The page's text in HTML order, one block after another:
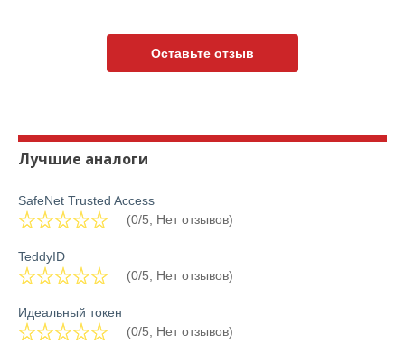
Оставьте отзыв
Лучшие аналоги
SafeNet Trusted Access
(0/5, Нет отзывов)
TeddyID
(0/5, Нет отзывов)
Идеальный токен
(0/5, Нет отзывов)